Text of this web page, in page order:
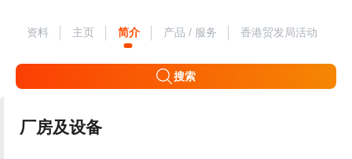
资料 主页 简介 产品 / 服务 香港贸发局活动
搜索
厂房及设备